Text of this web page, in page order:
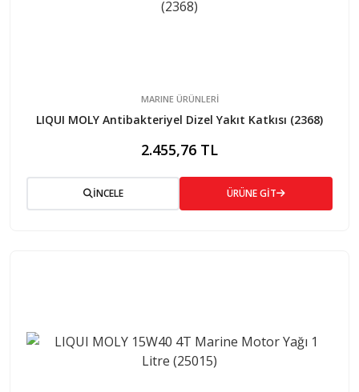
MARINE ÜRÜNLERİ
LIQUI MOLY Antibakteriyel Dizel Yakıt Katkısı (2368)
2.455,76 TL
İNCELE ÜRÜNE GİT